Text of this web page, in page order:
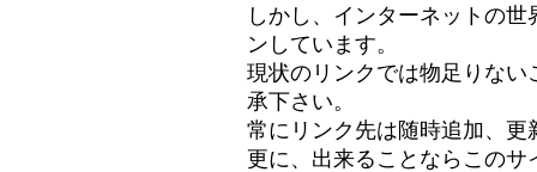
しかし、インターネットの
ンしています。
現状のリンクでは物足りな
承下さい。
常にリンク先は随時追加、
更に、出来ることならこの